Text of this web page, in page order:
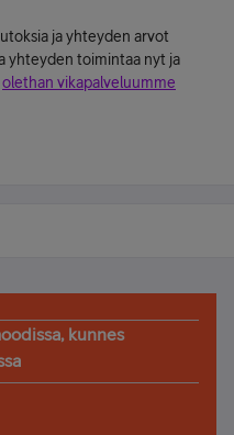
ja yhteyden arvot
yhteyden toimintaa nyt ja
olethan vikapalveluumme
kunnes